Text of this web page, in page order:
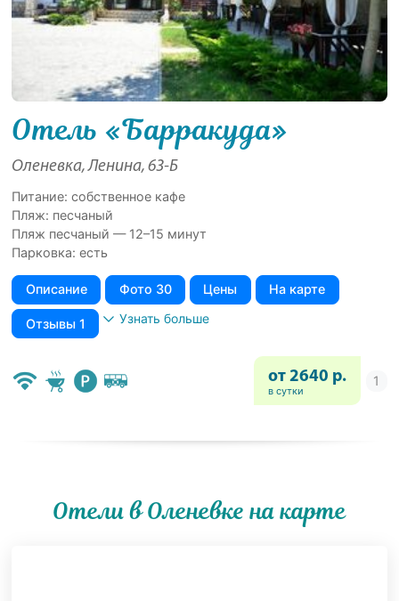
Отель «Барракуда»
Оленевка, Ленина, 63-Б
Питание: собственное кафе
Пляж: песчаный
Пляж песчаный — 12–15 минут
Парковка: есть
Описание Фото 30 Цены На карте
Отзывы 1 Узнать больше
от 2640 р.
в сутки
Отели в Оленевке на карте